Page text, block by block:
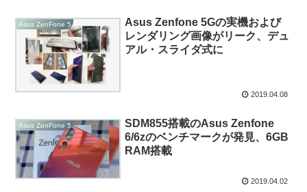
Asus ZenFone 5
Asus Zenfone 5Gの実機および
レンダリング画像がリーク、デュ
アル・スライダ式に
2019.04.08
Asus ZenFone 5
SDM855搭載のAsus Zenfone
6/6zのベンチマークが発見、6GB
RAM搭載
2019.04.02